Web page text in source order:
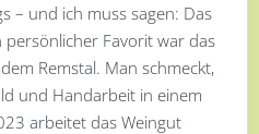
– und ich muss sagen: Das
Favorit war das
Remstal. Man schmeckt,
und Handarbeit in einem
arbeitet das Weingut